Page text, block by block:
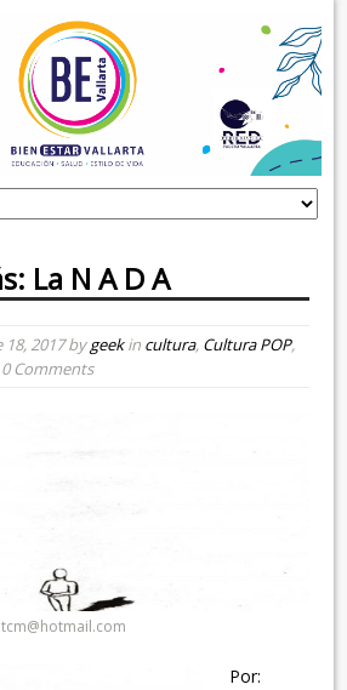
La N A D A
2017bygeekin cultura, Cultura POP,
Comments
Por: